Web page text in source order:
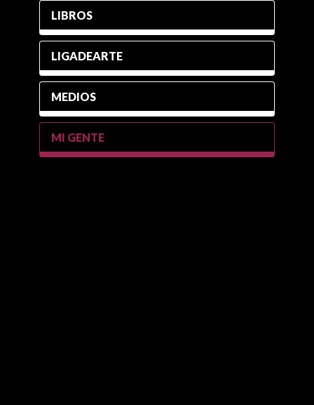
LIBROS
LIGADEARTE
MEDIOS
MI GENTE